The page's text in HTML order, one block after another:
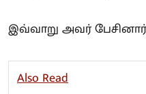
இவ்வாறு அவர்
Also Read